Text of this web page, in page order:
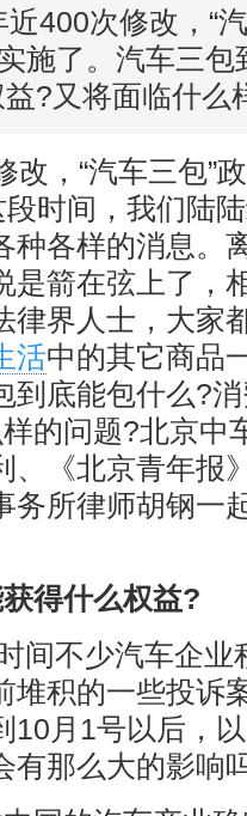
近400次修改，“
施了。汽车三包
?又将面临什么
改，“汽车三包”
时间，我们陆
种各样的消息。
是箭在弦上了，
律界人士，大家
活中的其它商品
到底能包什么?
的问题?北京中
、《北京青年报
务所律师胡钢一
得什么权益?
间不少汽车企业
堆积的一些投诉
10月1号以后，
有那么大的影响